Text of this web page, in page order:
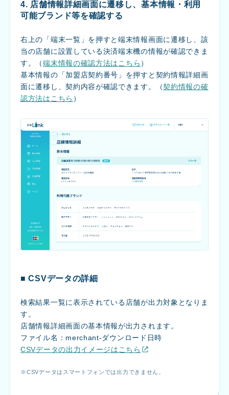
4. 店舗情報詳細画面に遷移し、基本情報・利用
可能ブランド等を確認する
右上の「端末一覧」を押すと端末情報画面に遷移し、該
当の店舗に設置している決済端末機の情報が確認できま
す。（端末情報の確認方法はこちら ）
基本情報の「加盟店契約番号」を押すと契約情報詳細画
面に遷移し、契約内容が確認できます。（契約情報の確
認方法はこちら ）
■ CSVデータの詳細
検索結果一覧に表示されている店舗が出力対象となりま
す。
店舗情報詳細画面の基本情報が出力されます。
ファイル名：merchant-ダウンロード日時
CSVデータの出力イメージはこちら
CSVデータはスマートフォンでは出力できません。